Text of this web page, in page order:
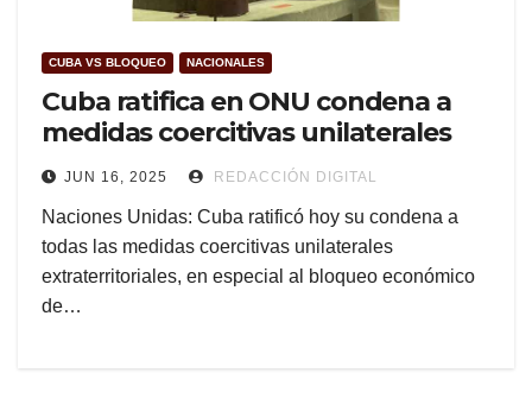
CUBA VS BLOQUEO NACIONALES
Cuba ratifica en ONU condena a
medidas coercitivas unilaterales
JUN 16, 2025 REDACCIÓN DIGITAL
Naciones Unidas: Cuba ratificó hoy su condena a
todas las medidas coercitivas unilaterales
extraterritoriales, en especial al bloqueo económico
de…